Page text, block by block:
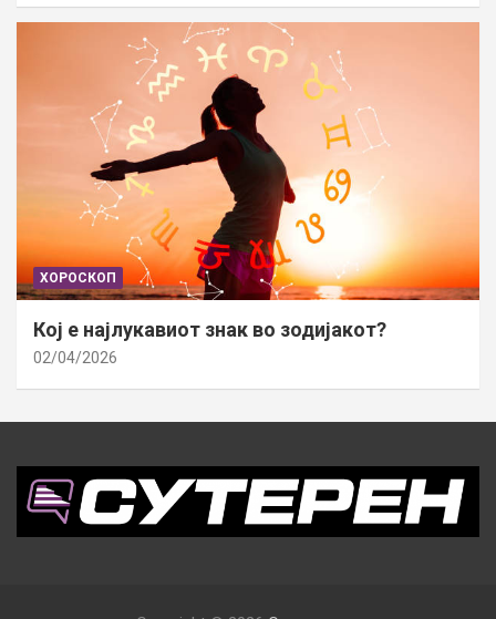
ХОРОСКОП
Кој е најлукавиот знак во зодијакот?
02/04/2026